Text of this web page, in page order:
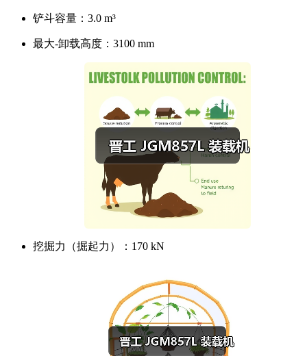
铲斗容量： 3.0 m³
最大-卸载高度： 3100 mm
挖掘力（掘起力）： 170 kN